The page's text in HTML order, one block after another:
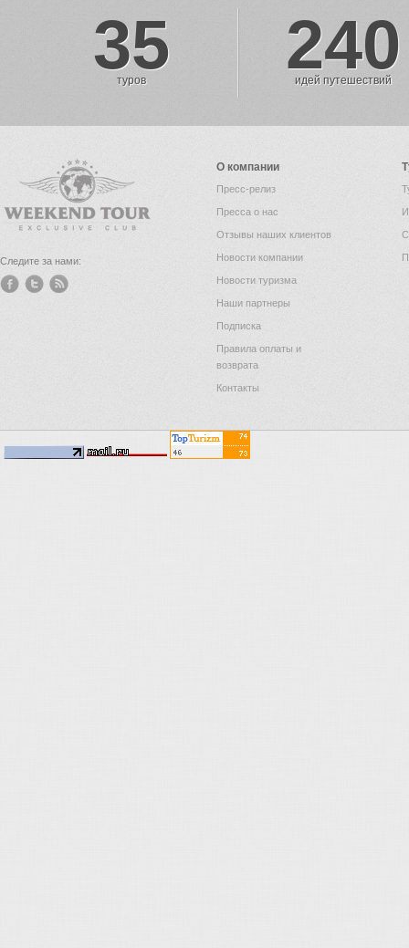
35
туров 240
идей путешествий
Следите за нами:
О компании
Пресс-релиз
Пресса о нас
Отзывы наших клиентов
Новости компании
Новости туризма
Наши партнеры
Подписка
Правила оплаты и
возврата
Контакты